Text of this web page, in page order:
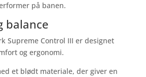
på banen.
balance
Supreme Control III er designet
og ergonomi.
et blødt materiale, der giver en